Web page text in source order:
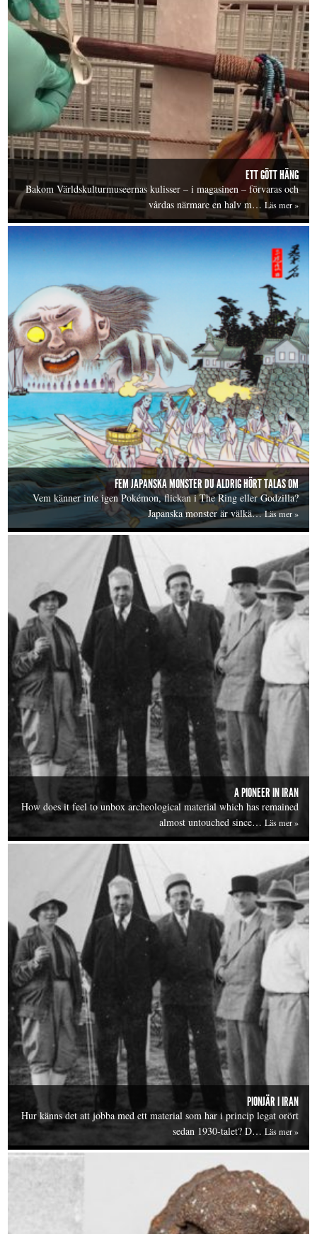
ETT GÖTT HÄNG
Bakom Världskulturmuseernas kulisser – i magasinen – förvaras och
vårdas närmare en halv m…Läs mer »
FEM JAPANSKA MONSTER DU ALDRIG HÖRT TALAS OM
Vem känner inte igen Pokémon, flickan i The Ring eller Godzilla?
Japanska monster är välkä…Läs mer »
A PIONEER IN IRAN
How does it feel to unbox archeological material which has remained
almost untouched since…Läs mer »
PIONJÄR I IRAN
Hur känns det att jobba med ett material som har i princip legat orört
sedan 1930-talet? D…Läs mer »